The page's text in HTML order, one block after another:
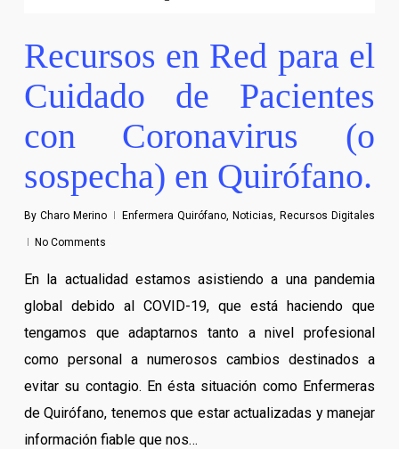
Recursos en Red para el
Cuidado de Pacientes
con Coronavirus (o
sospecha) en Quirófano.
By Charo Merino Enfermera Quirófano ,Noticias ,Recursos Digitales
No Comments
En la actualidad estamos asistiendo a una pandemia
global debido al COVID-19, que está haciendo que
tengamos que adaptarnos tanto a nivel profesional
como personal a numerosos cambios destinados a
evitar su contagio. En ésta situación como Enfermeras
de Quirófano, tenemos que estar actualizadas y manejar
información fiable que nos…